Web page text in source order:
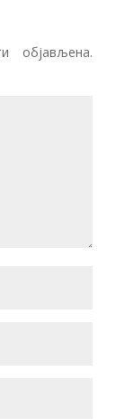
објављена.